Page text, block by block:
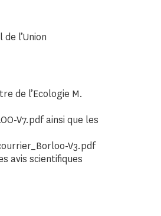
l’Union
de l’Ecologie M.
V7.pdf ainsi que les
V3.pdf
avis scientifiques